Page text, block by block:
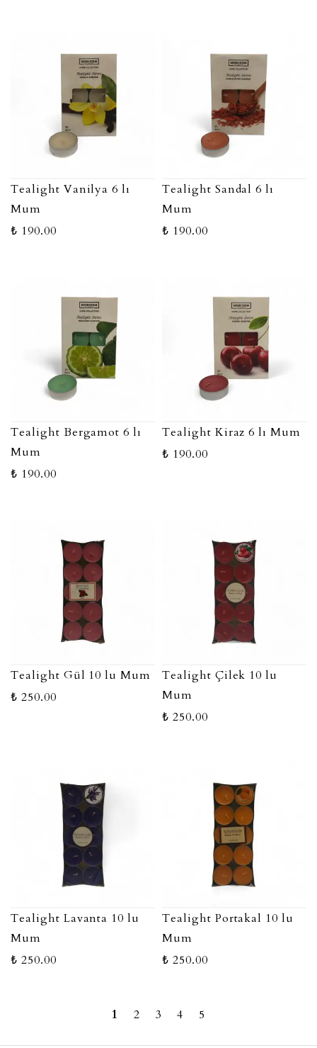
Tealight Vanilya 6 lı
Mum
₺ 190.00
Tealight Sandal 6 lı
Mum
₺ 190.00
Tealight Bergamot 6 lı
Mum
₺ 190.00
Tealight Kiraz 6 lı Mum
₺ 190.00
Tealight Gül 10 lu Mum
₺ 250.00
Tealight Çilek 10 lu
Mum
₺ 250.00
Tealight Lavanta 10 lu
Mum
₺ 250.00
Tealight Portakal 10 lu
Mum
₺ 250.00
1 2 3 4 5